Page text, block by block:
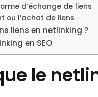
d’échange de liens
ou l’achat de liens
liens en netlinking ?
en SEO
le